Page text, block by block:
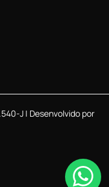
J | Desenvolvido por